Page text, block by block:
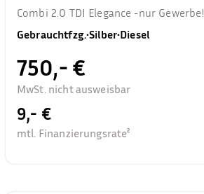
Combi 2.0 TDI Elegance -nur Gewerbe!
Gebrauchtfzg.•Silber•Diesel
750,- €
MwSt. nicht ausweisbar
9,- €
mtl. Finanzierungsrate²